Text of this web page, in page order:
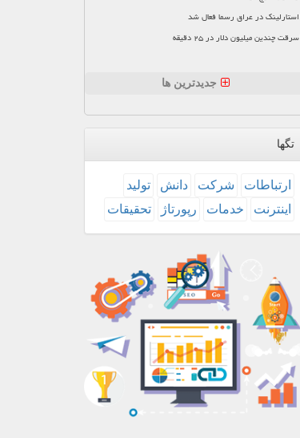
استارلینک در عراق رسما فعال شد
سرقت چندین میلیون دلار در ۲۵ دقیقه
جدیدترین ها
تگها
ارتباطات شركت دانش
تولید
اینترنت
خدمات رپورتاژ تحقیقات